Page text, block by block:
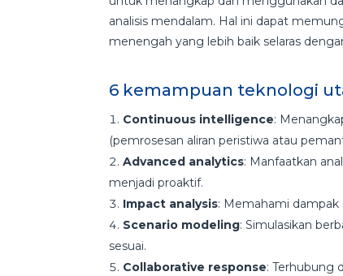
analisis mendalam. Hal ini dapat
menengah yang lebih baik selaras
6 kemampuan teknologi
Continuous intelligence:
(pemrosesan aliran peristiwa atau
Advanced analytics: Manfaatkan
menjadi proaktif.
Impact analysis: Memahami dampak
Scenario modeling: Simulasikan
sesuai.
Collaborative response: Terhubung